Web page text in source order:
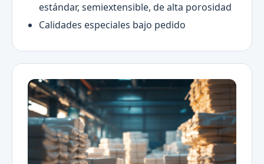
estándar, semiextensible, de alta porosidad
Calidades especiales bajo pedido